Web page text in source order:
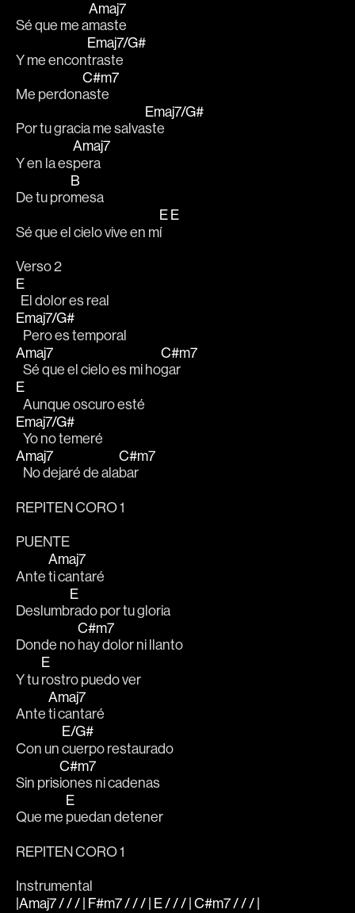
Sé que me a
Amaj7
maste
Y me encon
Emaj7/G#
traste
Me perdon
C#m7
aste
Por tu gracia me salva
Emaj7/G#
ste
Y en la es
Amaj7
pera
De tu pro
B
mesa
Sé que el cielo vive en m
E
í
E
Verso 2
E
  El dolor es real
Emaj7/G#
   Pero es temporal
Amaj7
   Sé que el cielo es mi ho
C#m7
gar
E
   Aunque oscuro esté
Emaj7/G#
   Yo no temeré
Amaj7
   No dejaré de ala
C#m7
bar
REPITEN CORO 1
PUENTE
Ante
Amaj7
ti cantaré
Deslumb
E
rado por tu gloria
Donde no
C#m7
hay dolor ni llanto
Y tu
E
rostro puedo ver
Ante
Amaj7
ti cantaré
Con un
E/G#
cuerpo restaurado
Sin pris
C#m7
iones ni cadenas
Que me
E
puedan detener
REPITEN CORO 1
Instrumental
|Amaj7 / / / | F#m7 / / / | E / / / | C#m7 / / / |